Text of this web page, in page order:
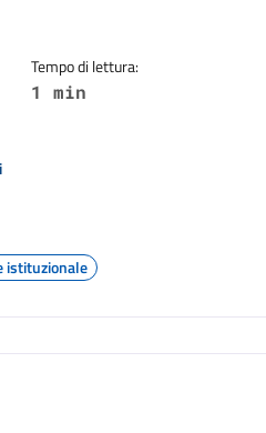
Tempo di lettura:
1 min
istituzionale